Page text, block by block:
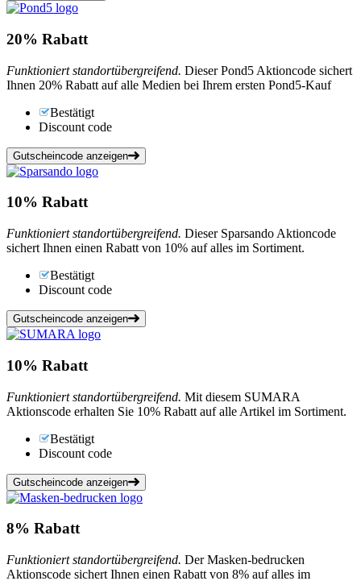
20% Rabatt
Funktioniert standortübergreifend. Dieser Pond5 Aktioncode sichert
Ihnen 20% Rabatt auf alle Medien bei Ihrem ersten Pond5-Kauf
Bestätigt
Discount code
Gutscheincode anzeigen
10% Rabatt
Funktioniert standortübergreifend. Dieser Sparsando Aktioncode
sichert Ihnen einen Rabatt von 10% auf alles im Sortiment.
Bestätigt
Discount code
Gutscheincode anzeigen
10% Rabatt
Funktioniert standortübergreifend. Mit diesem SUMARA
Aktionscode erhalten Sie 10% Rabatt auf alle Artikel im Sortiment.
Bestätigt
Discount code
Gutscheincode anzeigen
8% Rabatt
Funktioniert standortübergreifend. Der Masken-bedrucken
Aktionscode sichert Ihnen einen Rabatt von 8% auf alles im